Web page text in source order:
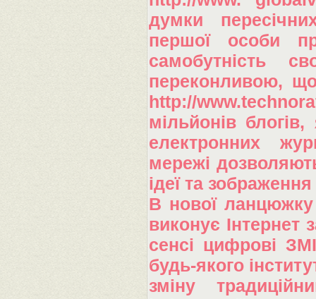
думки
першої особи
самобутність
переконливою, що
http://
мільйонів
електронних
мережі
ідеї та
В нової ланцюжку
виконує
сенсі цифрові
будь-якого
зміну